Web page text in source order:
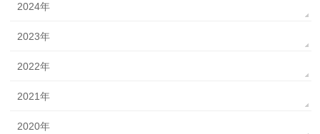
2024年
2023年
2022年
2021年
2020年